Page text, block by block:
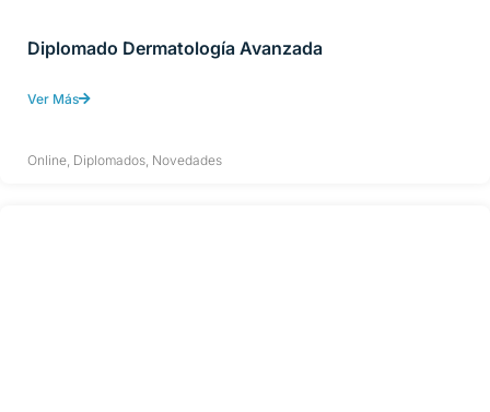
Diplomado Dermatología Avanzada
Ver Más
Online, Diplomados, Novedades